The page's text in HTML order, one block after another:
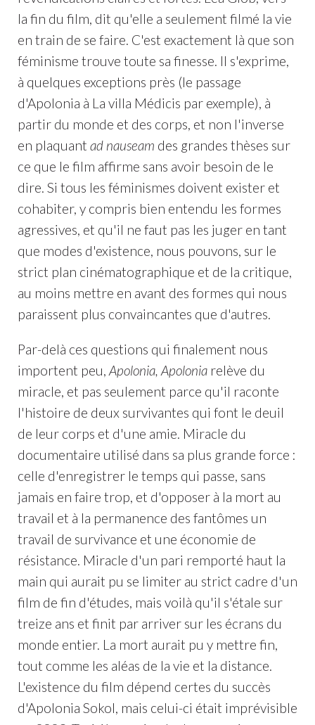
la fin du film, dit qu'elle a seulement filmé la vie
en train de se faire. C'est exactement là que son
féminisme trouve toute sa finesse. Il s'exprime,
à quelques exceptions près (le passage
d'Apolonia à La villa Médicis par exemple), à
partir du monde et des corps, et non l'inverse
en plaquant ad nauseam des grandes thèses sur
ce que le film affirme sans avoir besoin de le
dire. Si tous les féminismes doivent exister et
cohabiter, y compris bien entendu les formes
agressives, et qu'il ne faut pas les juger en tant
que modes d'existence, nous pouvons, sur le
strict plan cinématographique et de la critique,
au moins mettre en avant des formes qui nous
paraissent plus convaincantes que d'autres.
Par-delà ces questions qui finalement nous
importent peu, Apolonia, Apoloniarelève du
miracle, et pas seulement parce qu'il raconte
l'histoire de deux survivantes qui font le deuil
de leur corps et d'une amie. Miracle du
documentaire utilisé dans sa plus grande force :
celle d'enregistrer le temps qui passe, sans
jamais en faire trop, et d'opposer à la mort au
travail et à la permanence des fantômes un
travail de survivance et une économie de
résistance. Miracle d'un pari remporté haut la
main qui aurait pu se limiter au strict cadre d'un
film de fin d'études, mais voilà qu'il s'étale sur
treize ans et finit par arriver sur les écrans du
monde entier. La mort aurait pu y mettre fin,
tout comme les aléas de la vie et la distance.
L'existence du film dépend certes du succès
d'Apolonia Sokol, mais celui-ci était imprévisible